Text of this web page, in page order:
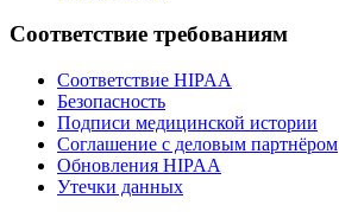
Соответствие требованиям
Соответствие HIPAA
Безопасность
Подписи медицинской истории
Соглашение с деловым партнёром
Обновления HIPAA
Утечки данных